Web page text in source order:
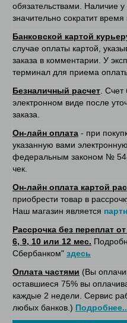
обязательствами. Наличие
значительно сократит время
Банковской картой
случае оплаты картой,
заказа в комментарии. У
терминал для приема
Безналичный расчет .
электронном виде после
заказа.
Он-лайн оплата - при
указанную вами
федеральным законом №
чек.
Он-лайн оплата картой
приобрести товар в
Наш магазин является
Рассрочка без переплат
6, 9, 10 или 12 мес.
Сбербанком" здесь
Оплата частями (Вы
оставшиеся 75% вы
каждые 2 недели. Сервис
любых банков.)